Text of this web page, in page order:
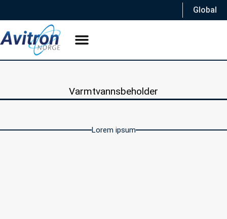
Global
Varmtvannsbeholder
Lorem ipsum